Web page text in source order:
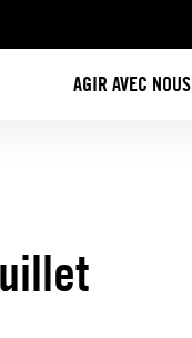
AGIR AVEC NOUS